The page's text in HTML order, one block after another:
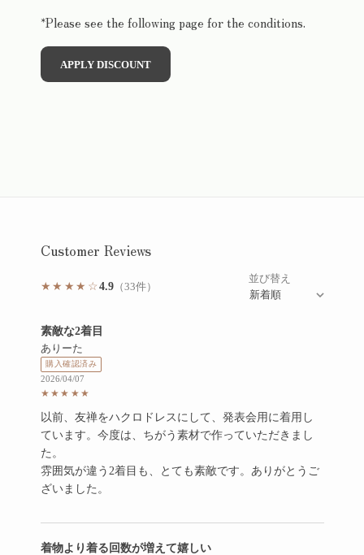
*Please see the following page for the conditions.
APPLY DISCOUNT
Customer Reviews
★★★★☆ 4.9
／5点満点中の平均評価
（33件）
並び替え
素敵な2着目
ありーた
購入確認済み
2026/04/07
★★★★★
評価: 5点満点中5点
以前、友禅をハクロドレスにして、発表会用に着用し
ています。今度は、ちがう素材で作っていただきまし
た。
雰囲気が違う2着目も、とても素敵です。ありがとうご
ざいました。
着物より着る回数が増えて嬉しい
評価: 5点満点中5点